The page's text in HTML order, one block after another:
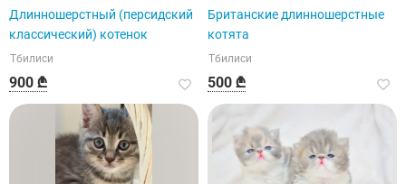
Длинношерстный (персидский
классический) котенок
Тбилиси
900 ₾
Британские длинношерстные
котята
Тбилиси
500 ₾